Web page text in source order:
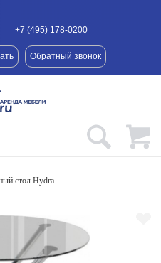
+7 (495) 178-0200
Обратный звонок
стол Hydra